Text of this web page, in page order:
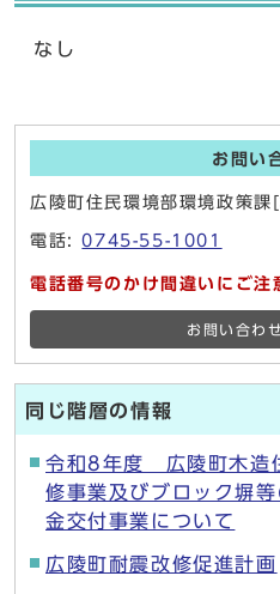
なし
お問い
広陵町住民環境部環境政策課
電話:0745-55-1001
電話番号のかけ間違いにご注
お問い合わ
同じ階層の情報
令和8年度 広陵町木造
修事業及びブロック塀
金交付事業について
広陵町耐震改修促進計画